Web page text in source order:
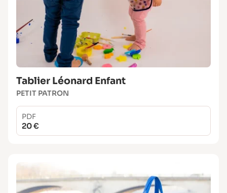
Mercerie commune
Fil polyester 100 % – minimum 200 m
Aiguilles machine
Universelle 80 ou 90, aiguille jean ou
cuir (selon le tissu choisi)
Tablier Léonard Enfant
PETIT PATRON
PDF
20 €